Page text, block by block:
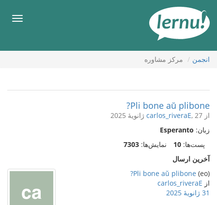
محتوا
انجمن مركز مشاوره
Pli bone aŭ plibone?
از carlos_riveraE, 27 ژانویهٔ 2025
زبان: Esperanto
پست‌ها: 10 نمایش‌ها: 7303
آخرین ارسال
(eo)
Pli bone aŭ plibone?
از carlos_riveraE
31 ژانویهٔ 2025